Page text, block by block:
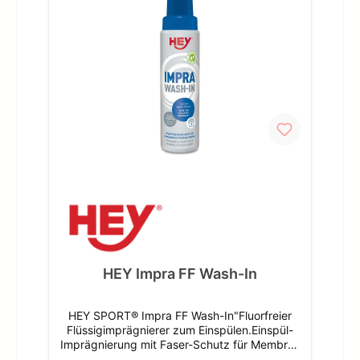
oderRucksäcke etc.Für Ihre Freude an
Funktion!Warnhinweise und wichtige
HinweiseWarnhinweisH-Sätze EUH208 Enthält
1,2-BENZISOTHIAZOL-3(2H)-ON. Kann
allergische Reaktionen hervorrufen.Angaben
zum Hersteller (EU-
Produktsicherheitsverordnung,
GPSR)HeyWestring 2448356
NordwaldeDeutschlandAngaben zur
verantwortlichen Person (EU-
NordwaldeDeutschlandinfo@schweizer-
HEY Impra FF Wash-In
HEY SPORT® Impra FF Wash-In"Fluorfreier
Flüssigimprägnierer zum Einspülen.Einspül-
Imprägnierung mit Faser-Schutz für Membran